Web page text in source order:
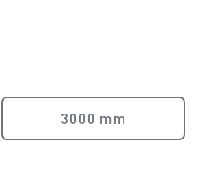
3000 mm